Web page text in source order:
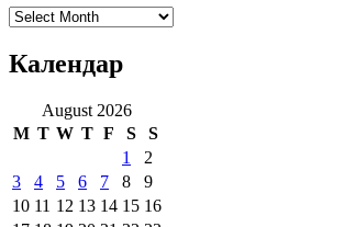
Архиве
Календар
August 2026
M T W T F S
S
1
2
3
4 5 6 7 8
9
10 11 12 13 14 15 16